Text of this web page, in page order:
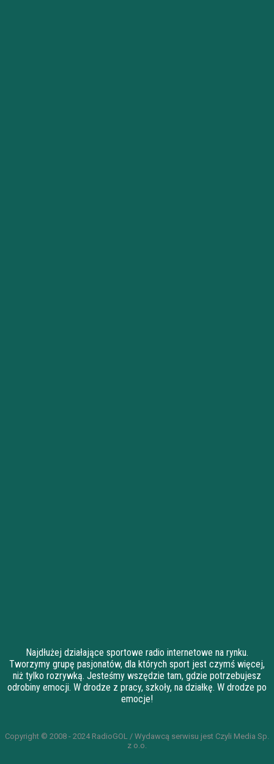
Najdłużej działające sportowe radio internetowe na rynku.
Tworzymy grupę pasjonatów, dla których sport jest czymś więcej,
niż tylko rozrywką. Jesteśmy wszędzie tam, gdzie potrzebujesz
odrobiny emocji. W drodze z pracy, szkoły, na działkę. W drodze po
emocje!
Copyright © 2008 - 2024 RadioGOL / Wydawcą serwisu jest Czyli Media Sp.
z o.o.